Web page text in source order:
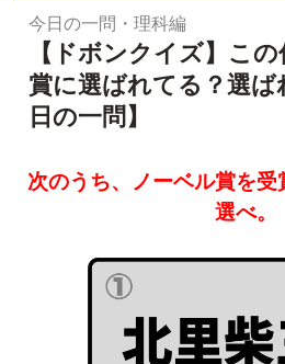
今日の一問・理科編
【ドボンクイズ】こ
賞に選ばれてる？選ば
日の一問】
次のうち、ノーベル賞を
選べ。